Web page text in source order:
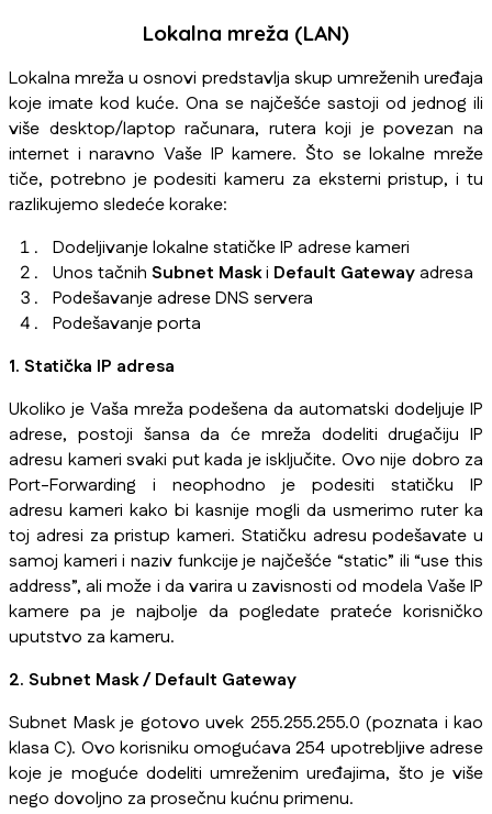
Lokalna mreža (LAN)
Lokalna mreža u osnovi predstavlja skup umreženih uređaja
koje imate kod kuće. Ona se najčešće sastoji od jednog ili
više desktop/laptop računara, rutera koji je povezan na
internet i naravno Vaše IP kamere. Što se lokalne mreže
tiče, potrebno je podesiti kameru za eksterni pristup, i tu
razlikujemo sledeće korake:
Dodeljivanje lokalne statičke IP adrese kameri
Unos tačnih Subnet Maski Default Gatewayadresa
Podešavanje adrese DNS servera
Podešavanje porta
1. Statička IP adresa
Ukoliko je Vaša mreža podešena da automatski dodeljuje IP
adrese, postoji šansa da će mreža dodeliti drugačiju IP
adresu kameri svaki put kada je isključite. Ovo nije dobro za
Port-Forwarding i neophodno je podesiti statičku IP
adresu kameri kako bi kasnije mogli da usmerimo ruter ka
toj adresi za pristup kameri. Statičku adresu podešavate u
samoj kameri i naziv funkcije je najčešće “static” ili “use this
address”, ali može i da varira u zavisnosti od modela Vaše IP
kamere pa je najbolje da pogledate prateće korisničko
uputstvo za kameru.
2. Subnet Mask / Default Gateway
Subnet Mask je gotovo uvek 255.255.255.0 (poznata i kao
klasa C). Ovo korisniku omogućava 254 upotrebljive adrese
koje je moguće dodeliti umreženim uređajima, što je više
nego dovoljno za prosečnu kućnu primenu.